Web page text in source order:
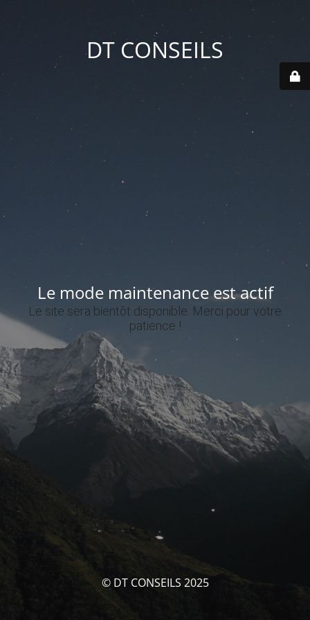
DT CONSEILS
Le mode maintenance est actif
Le site sera bientôt disponible. Merci pour votre
patience !
© DT CONSEILS 2025